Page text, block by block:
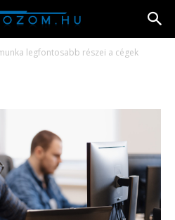
legfontosabb részei a cégek